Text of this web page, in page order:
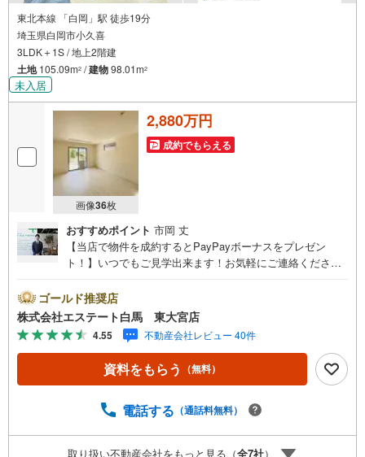
東北本線 「白岡」駅 徒歩19分
埼玉県白岡市小久喜
3LDK＋1S / 地上2階建
土地105.09m2 /建物98.01m2
未入居
画像36枚
2,880万円
成約でもらえる
おすすめポイント 市岡 丈
【当店で物件を成約するとPayPayボーナスをプレゼン
ト！】いつでもご見学出来ます！お気軽にご連絡くださ
来店しやすい店舗です。お気軽にお立ち寄り下さい。～人
気のリモート見学・リモート相談サービス～・小さいお子
様や家事で外出できない、天気が悪く外出したくない時・L
INEやZOOMなど無料のアプリですぐにご利用いただけま
す・リモート見学はスタッフがご興味ある物件の現地から
映像をお届けします・写真では伝わりにくい「空気感」や
しっかり確認できます・リモート相談は第三者による住宅
対1で・バーチャル背景でプライバシーも安心・忙しいパー
ゴールド推奨店
株式会社エステート白馬 東大宮店
4.55 不動産会社レビュー 40件
資料をもらう （無料）
電話する （通話料無料）
取り扱い不動産会社をもっと見る（全7社）